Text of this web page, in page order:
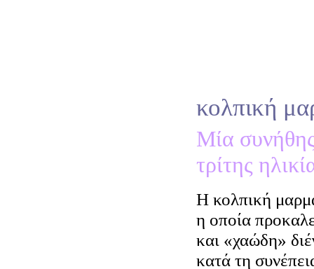
κολπική
Μία
τρίτης
Η κολπική
η οποία
και «χαώδη»
κατά τη